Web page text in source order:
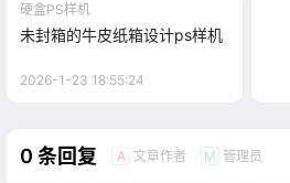
硬盒PS样机
未封箱的牛皮纸箱设计ps样机
2026-1-23 18:55:24
0 条回复 A 文章作者 M 管理员